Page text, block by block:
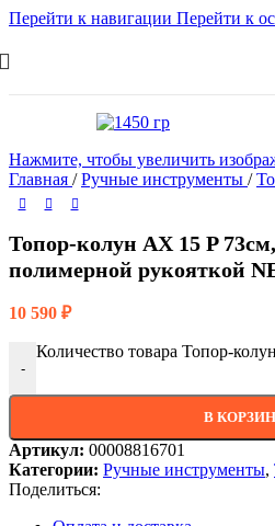
Перейти к навигации Перейти к
Нажмите, чтобы увеличить
Главная / Ручные инструменты /
Топор-колун AX 15 P
полимерной рукояткой
10 590 ₽
-
Количество товара Топор-
В
Артикул: 00008816701
Категории: Ручные инструменты,
Поделиться: